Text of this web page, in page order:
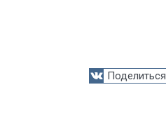
Поделиться